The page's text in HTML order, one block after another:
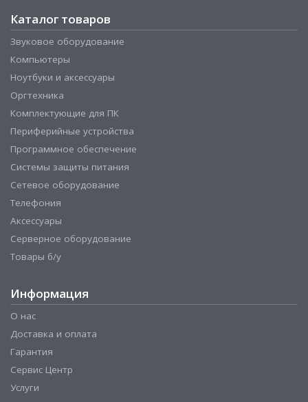
Каталог товаров
Звуковое оборудование
Компьютеры
Ноутбуки и аксессуары
Оргтехника
Комплектующие для ПК
Периферийные устройства
Программное обеспечение
Системы защиты питания
Сетевое оборудование
Телефония
Аксессуары
Серверное оборудование
Товары б/у
Информация
О нас
Доставка и оплата
Гарантия
Сервис Центр
Услуги